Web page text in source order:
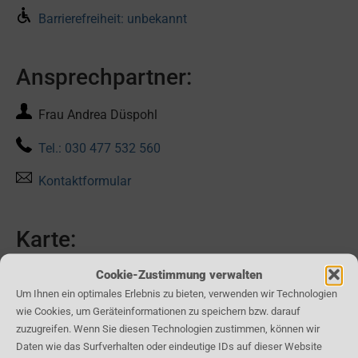
Cookie-Zustimmung verwalten
Um Ihnen ein optimales Erlebnis zu bieten, verwenden wir Technologien
wie Cookies, um Geräteinformationen zu speichern bzw. darauf
zuzugreifen. Wenn Sie diesen Technologien zustimmen, können wir
Daten wie das Surfverhalten oder eindeutige IDs auf dieser Website
Barrierefreiheit: unbekannt
Ansprechpartner:
Frau Andrea Düspohl
Tel.: 030 477 532 560
Kontaktformular
Karte: